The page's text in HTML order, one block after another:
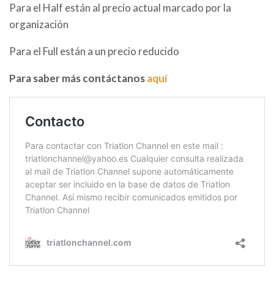
Para el Half están al precio actual marcado por la
organización
Para el Full están a un precio reducido
Para saber más contáctanosaquí